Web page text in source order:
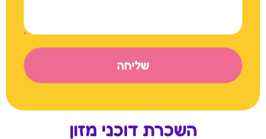
שליחה
השכרת דוכני מזון